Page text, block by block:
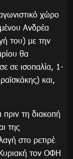
χώρο
Ανδρέα
του) με την
θα
σε ισοπαλία, 1-
και,
πριν τη διακοπή
της
στο ρετιρέ
τον ΟΦΗ